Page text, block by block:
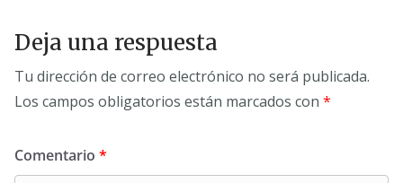
Deja una respuesta
Tu dirección de correo electrónico no será publicada.
Los campos obligatorios están marcados con *
Comentario *